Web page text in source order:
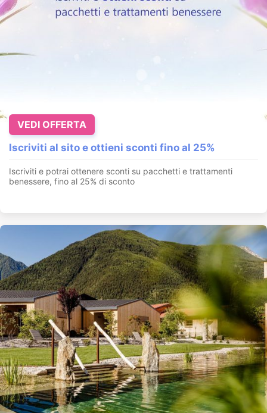
Iscriviti al sito e ottieni sconti fino al 25%
Iscriviti e potrai ottenere sconti su pacchetti e trattamenti
benessere, fino al 25% di sconto
VEDI OFFERTA